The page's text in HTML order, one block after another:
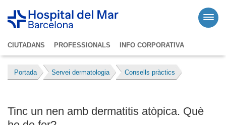
CIUTADANS PROFESSIONALS INFO CORPORATIVA
Portada Servei dermatologia Consells pràctics
Tinc un nen amb dermatitis atòpica. Què